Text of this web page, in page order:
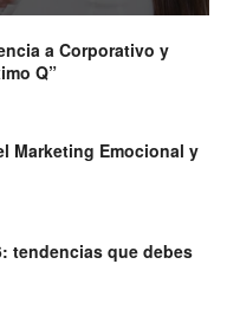
a Corporativo y
Q”
Marketing Emocional y
tendencias que debes